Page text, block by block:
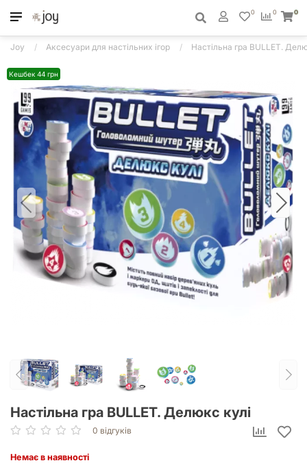
0
0 0
Joy Аксесуари для настільних ігор Настільна гра BULLET.
Кешбек 44 грн
Настільна гра BULLET. Делюкс кулі
0 відгуків
Немає в наявності